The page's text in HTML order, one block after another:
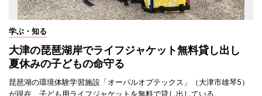
学ぶ・知る
大津の琵琶湖岸でライフジャケット無料貸し出し
夏休みの子どもの命守る
琵琶湖の環境体験学習施設「オーパルオプテックス」（大津市雄琴5）
が現在、子ども用ライフジャケットを無料で貸し出している。